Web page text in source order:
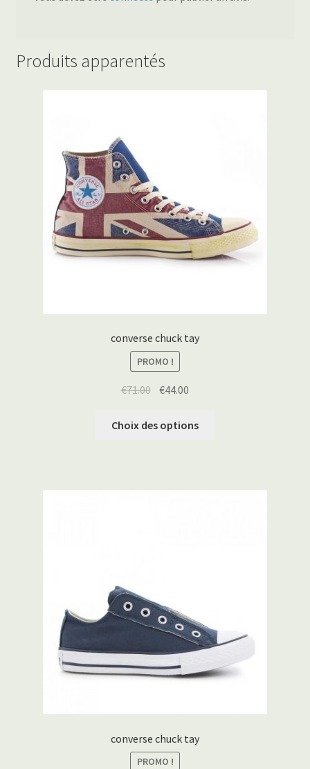
Produits apparentés
converse chuck tay
PROMO !
€71.00 €44.00
Choix des options
converse chuck tay
PROMO !